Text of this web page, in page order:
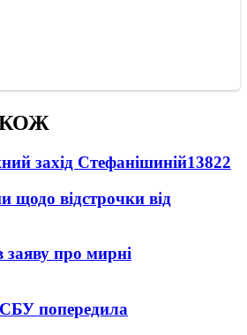
захід Стефанішиній13822
щодо відстрочки від
заяву про мирні
попередила